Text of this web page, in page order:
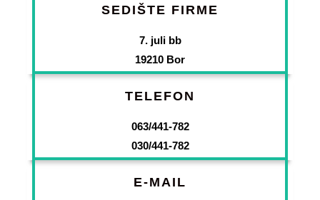
SEDIŠTE FIRME
7. juli bb
19210 Bor
TELEFON
063/441-782
030/441-782
E-MAIL